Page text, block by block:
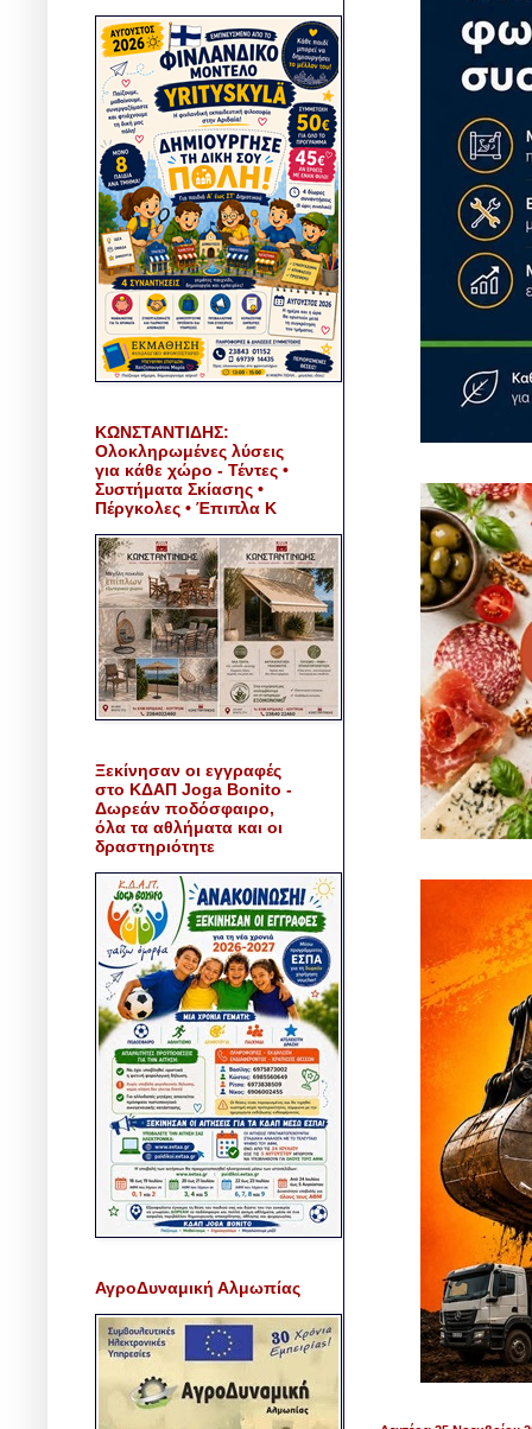
ΚΩΝΣΤΑΝΤΙΔΗΣ:
Ολοκληρωμένες λύσεις
για κάθε χώρο - Τέντες •
Συστήματα Σκίασης •
Πέργκολες • Έπιπλα Κ
Ξεκίνησαν οι εγγραφές
στο ΚΔΑΠ Joga Bonito -
Δωρεάν ποδόσφαιρο,
όλα τα αθλήματα και οι
δραστηριότητε
ΑγροΔυναμική Αλμωπίας